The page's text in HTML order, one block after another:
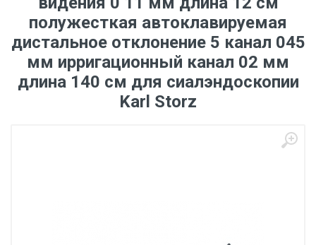
полужесткая автоклавируемая
дистальное отклонение 5 канал 045
мм ирригационный канал 02 мм
длина 140 см для сиалэндоскопии
Karl Storz